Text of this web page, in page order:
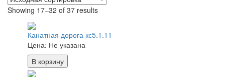
Showing 17–32 of 37 results
Канатная дорога кс5.1.11
Цена: Не указана
В корзину